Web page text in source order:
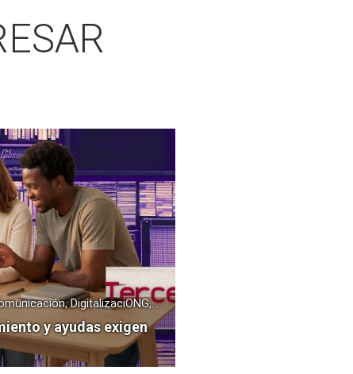
y ayudas exigen
24.07.2026 • Actualidad, Blog, Comunicación, DigitalizaciONG, Gestión Tercer Sector, Transformación Digital